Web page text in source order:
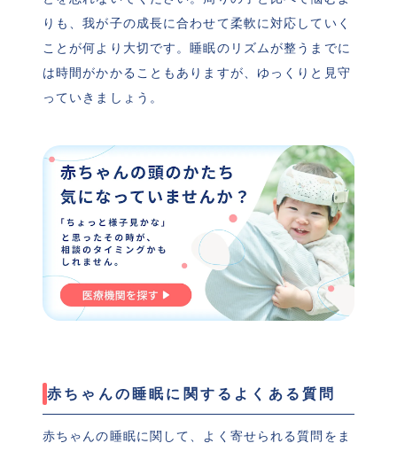
りも、我が子の成長に合わせて柔軟に対応していく
ことが何より大切です。睡眠のリズムが整うまでに
は時間がかかることもありますが、ゆっくりと見守
っていきましょう。
赤ちゃんの睡眠に関するよくある質問
赤ちゃんの睡眠に関して、よく寄せられる質問をま